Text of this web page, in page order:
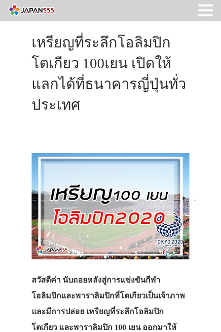
เหรียญที่ระลึกโอลิมปิก
โตเกียว 100เยน เปิดให้
แลกได้ที่ธนาคารญี่ปุ่นทั่ว
ประเทศ
สวัสดีค่า นับถอยหลังสู่การแข่งขันกีฬา
โอลิมปิกและพาราลิมปิกที่โตเกียวเป็นเจ้าภาพ
และมีการปล่อย เหรียญที่ระลึกโอลิมปิก
โตเกียว และพาราลิมปิก 100 เยน ออกมาให้